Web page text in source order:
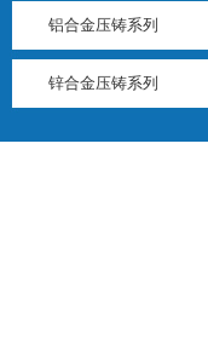
铝合金压铸系列
锌合金压铸系列